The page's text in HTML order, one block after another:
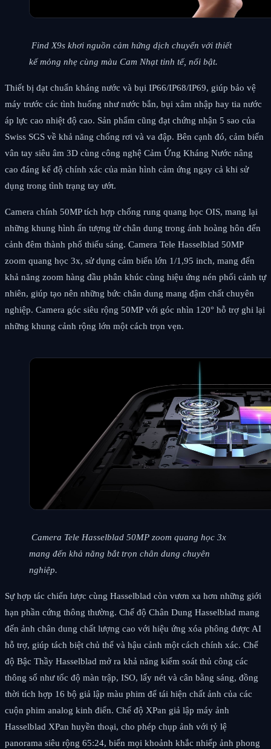
Find X9s khơi nguồn cảm hứng dịch chuyển với thiết
kế mỏng nhẹ cùng màu Cam Nhạt tinh tế, nổi bật.
Thiết bị đạt chuẩn kháng nước và bụi IP66/IP68/IP69, giúp bảo vệ
máy trước các tình huống như nước bắn, bụi xâm nhập hay tia nước
áp lực cao nhiệt độ cao. Sản phẩm cũng đạt chứng nhận 5 sao của
Swiss SGS về khả năng chống rơi và va đập. Bên cạnh đó, cảm biến
vân tay siêu âm 3D cùng công nghệ Cảm Ứng Kháng Nước nâng
cao đáng kể độ chính xác của màn hình cảm ứng ngay cả khi sử
dụng trong tình trạng tay ướt.
Camera chính 50MP tích hợp chống rung quang học OIS, mang lại
những khung hình ấn tượng từ chân dung trong ánh hoàng hôn đến
cảnh đêm thành phố thiếu sáng. Camera Tele Hasselblad 50MP
zoom quang học 3x, sử dụng cảm biến lớn 1/1,95 inch, mang đến
khả năng zoom hàng đầu phân khúc cùng hiệu ứng nén phối cảnh tự
nhiên, giúp tạo nên những bức chân dung mang đậm chất chuyên
nghiệp. Camera góc siêu rộng 50MP với góc nhìn 120° hỗ trợ ghi lại
những khung cảnh rộng lớn một cách trọn vẹn.
Camera Tele Hasselblad 50MP zoom quang học 3x
mang đến khả năng bắt trọn chân dung chuyên
nghiệp.
Sự hợp tác chiến lược cùng Hasselblad còn vươn xa hơn những giới
hạn phần cứng thông thường. Chế độ Chân Dung Hasselblad mang
đến ảnh chân dung chất lượng cao với hiệu ứng xóa phông được AI
hỗ trợ, giúp tách biệt chủ thể và hậu cảnh một cách chính xác. Chế
độ Bậc Thầy Hasselblad mở ra khả năng kiểm soát thủ công các
thông số như tốc độ màn trập, ISO, lấy nét và cân bằng sáng, đồng
thời tích hợp 16 bộ giả lập màu phim để tái hiện chất ảnh của các
cuộn phim analog kinh điển. Chế độ XPan giả lập máy ảnh
Hasselblad XPan huyền thoại, cho phép chụp ảnh với tỷ lệ
panorama siêu rộng 65:24, biến mọi khoảnh khắc nhiếp ảnh phong